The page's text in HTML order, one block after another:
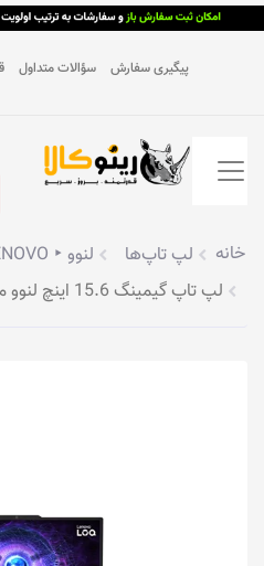
پیگیری سفارش سؤالات متداول
خانه لپ تاپ‌ها
لنوو ‣ LENOVO
لپ تاپ گیمینگ 15.6 اینچ لنوو مدل LOQ 15IRX9-CTSA